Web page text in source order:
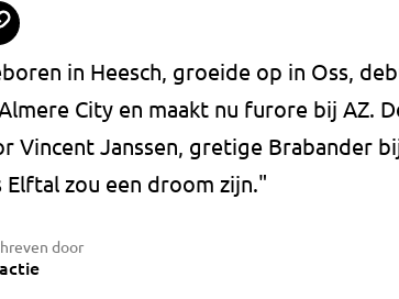
in Heesch, groeide op in Oss,
City en maakt nu furore bij AZ.
Vincent Janssen, gretige Brabander
Elftal zou een droom zijn."
door